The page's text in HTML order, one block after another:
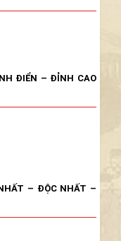
ĐIỂN – ĐỈNH CAO
– ĐỘC NHẤT –